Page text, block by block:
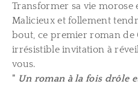
Transformer sa vie
Malicieux et follement
bout, ce premier roman de
irrésistible invitation à
vous.
" Un roman à la fois drôle